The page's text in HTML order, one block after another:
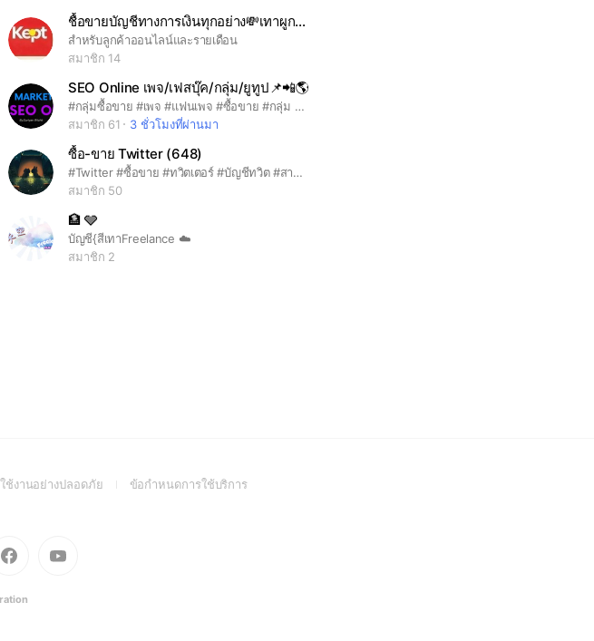
ชื้อขายบัญชีทางการเงินทุกอย่าง💸เทาผูกเว็บ
สำหรับลูกค้าออนไลน์และรายเดือน
สมาชิก 14
SEO Online เพจ/เฟสบุ๊ค/กลุ่ม/ยูทูป📌📲🌎
#กลุ่มซื้อขาย #เพจ #แฟนเพจ #ซื้อขาย #กลุ่ม #ยูทูป #สายเทา #ยิงแอด #เฟสเขียว #เฟสยิงแอด #ซื้อขายเพจ #ซื้อขายเฟส #บัญชียิงแอด #ไอจี #SEO #การตลาด #ออนไลน์
สมาชิก 61
3 ชั่วโมงที่ผ่านมา
ซื้อ-ขาย Twitter (648)
#Twitter #ซื้อขาย #ทวิตเตอร์ #บัญชีทวิต #สายเทา #ทวิตสายเทา #ซื้อขายทวิตเตอ
สมาชิก 50
🏦 🩶
บัญชี{สีเทาFreelance ☁️
สมาชิก 2
ช้งานอย่างปลอดภัย(Openข้อกำหนดการใช้บริการ(Open
Go
to
(Open
to